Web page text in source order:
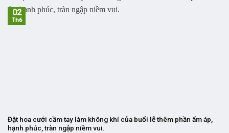
Đặt hoa cưới cầm tay làm không khí của buổi lễ thêm phần ấm áp,
hạnh phúc, tràn ngập niềm vui.
02
Th6